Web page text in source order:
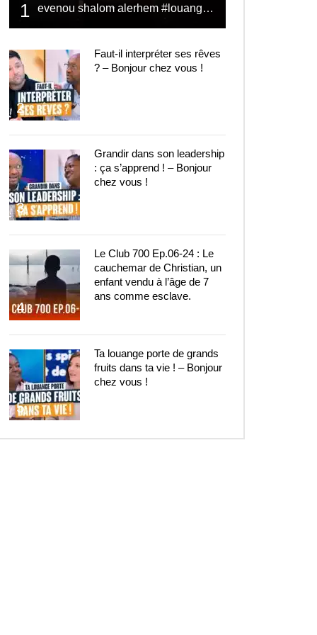
1 evenou shalom alerhem #louange #prière #shalom
2
Faut-il interpréter ses rêves
? – Bonjour chez vous !
3
Grandir dans son leadership
: ça s’apprend ! – Bonjour
chez vous !
4
Le Club 700 Ep.06-24 : Le
cauchemar de Christian, un
enfant vendu à l’âge de 7
ans comme esclave.
5
Ta louange porte de grands
fruits dans ta vie ! – Bonjour
chez vous !